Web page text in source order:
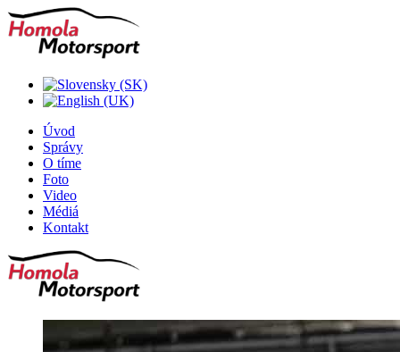
Úvod
Správy
O tíme
Foto
Video
Médiá
Kontakt